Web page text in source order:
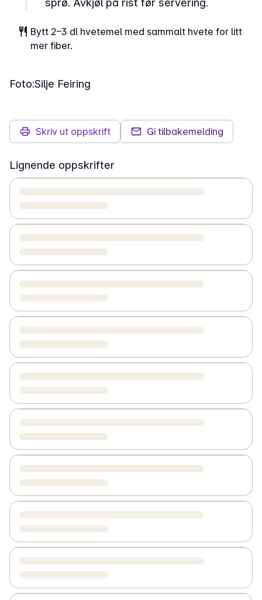
sprø. Avkjøl på rist før servering.
Bytt 2–3 dl hvetemel med sammalt hvete for litt
mer fiber.
Foto:Silje Feiring
Skriv ut oppskrift Gi tilbakemelding
Lignende oppskrifter